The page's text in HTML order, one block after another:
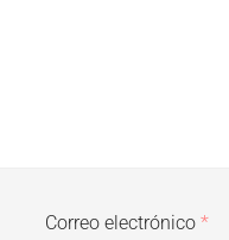
Correo electrónico*